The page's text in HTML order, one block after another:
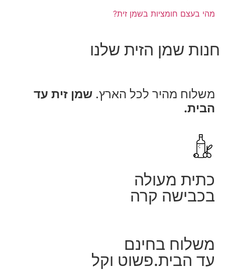
מהי בעצם חומציות בשמן זית?
חנות שמן הזית שלנו
משלוח מהיר לכל הארץ. שמן זית עד
הבית.
כתית מעולה
בכבישה קרה
משלוח בחינם
עד הבית.פשוט וקל